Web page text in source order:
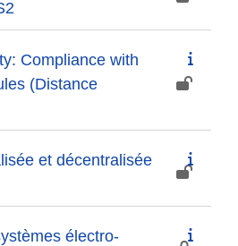
Compliance with
(Distance
et décentralisée
électro-